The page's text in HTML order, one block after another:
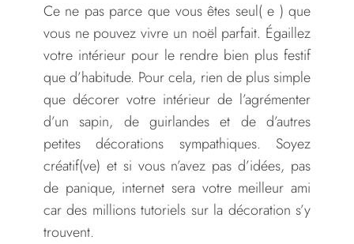
Ce ne pas parce que vous êtes seul( e ) que
vous ne pouvez vivre un noël parfait. Égaillez
votre intérieur pour le rendre bien plus festif
que d’habitude. Pour cela, rien de plus simple
que décorer votre intérieur de l’agrémenter
d’un sapin, de guirlandes et de d’autres
petites décorations sympathiques. Soyez
créatif(ve) et si vous n’avez pas d’idées, pas
de panique, internet sera votre meilleur ami
car des millions tutoriels sur la décoration s’y
trouvent.